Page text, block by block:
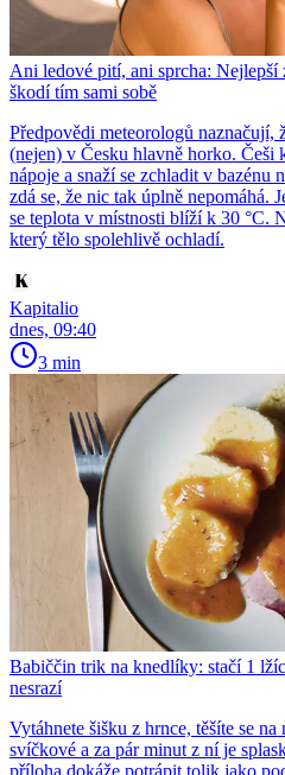
Ani ledové pití, ani sprcha: Nejlepší
škodí tím sami sobě
Předpovědi meteorologů naznačují,
(nejen) v Česku hlavně horko.
nápoje a snaží se zchladit v bazénu
zdá se, že nic tak úplně nepomáhá.
se teplota v místnosti blíží k 30 °C.
který tělo spolehlivě ochladí.
Kapitalio
dnes, 09:40
3 min
Babiččin trik na knedlíky: stačí 1
nesrazí
Vytáhnete šišku z hrnce, těšíte se
svíčkové a za pár minut z ní je
příloha dokáže potrápit tolik jako